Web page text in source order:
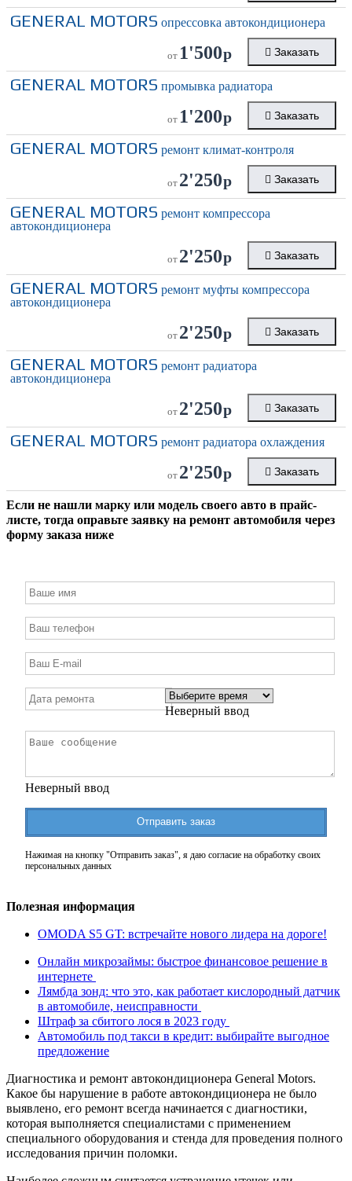
GENERAL MOTORS опрессовка автокондиционера
от 1'500р Заказать
GENERAL MOTORS промывка радиатора
от 1'200р Заказать
GENERAL MOTORS ремонт климат-контроля
от 2'250р Заказать
GENERAL MOTORS ремонт компрессора
автокондиционера
от 2'250р Заказать
GENERAL MOTORS ремонт муфты компрессора
автокондиционера
от 2'250р Заказать
GENERAL MOTORS ремонт радиатора
автокондиционера
от 2'250р Заказать
GENERAL MOTORS ремонт радиатора охлаждения
от 2'250р Заказать
Если не нашли марку или модель своего авто в прайс-
листе, тогда оправьте заявку на ремонт автомобиля через
форму заказа ниже
Неверный ввод
Неверный ввод
Отправить заказ
Нажимая на кнопку "Отправить заказ", я даю согласие на обработку своих
персональных данных
Полезная информация
OMODA S5 GT: встречайте нового лидера на дороге!
Онлайн микрозаймы: быстрое финансовое решение в
интернете
Лямбда зонд: что это, как работает кислородный датчик
в автомобиле, неисправности
Штраф за сбитого лося в 2023 году
Автомобиль под такси в кредит: выбирайте выгодное
предложение
Диагностика и ремонт автокондиционера General Motors.
Какое бы нарушение в работе автокондиционера не было
выявлено, его ремонт всегда начинается с диагностики,
которая выполняется специалистами с применением
специального оборудования и стенда для проведения полного
исследования причин поломки.